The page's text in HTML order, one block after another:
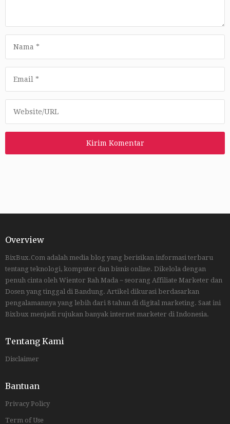
Overview
BixBux.Com adalah media blog yang berisikan informasi terbaru
tentang teknologi, komputer dan bisnis online. Dikelola dengan
penuh cinta oleh Wientor Rah Mada ~ seorang Affiliate Marketer dan
Dosen yang tinggal di Bandung. Artikel dikurasi berdasarkan
pengalamannya yang lebih dari 8 tahun di digital marketing. Saat ini
Bixbux menjadi rujukan banyak internet marketer di Indonesia.
Tentang Kami
Disclaimer
Bantuan
Privacy Policy
Term of Use